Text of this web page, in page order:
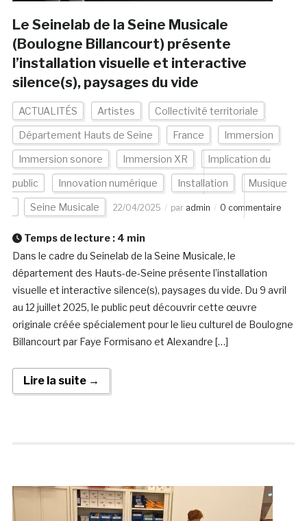
Le Seinelab de la Seine Musicale
(Boulogne Billancourt) présente
l’installation visuelle et interactive
silence(s), paysages du vide
ACTUALITÉS Artistes Collectivité territoriale
Département Hauts de Seine France Immersion
Immersion sonore Immersion XR Implication du
public Innovation numérique Installation Musique
Seine Musicale 22/04/2025 par admin 0 commentaire
Temps de lecture : 4 min
Dans le cadre du Seinelab de la Seine Musicale, le
département des Hauts-de-Seine présente l’installation
visuelle et interactive silence(s), paysages du vide. Du 9 avril
au 12 juillet 2025, le public peut découvrir cette œuvre
originale créée spécialement pour le lieu culturel de Boulogne
Billancourt par Faye Formisano et Alexandre […]
Lire la suite →